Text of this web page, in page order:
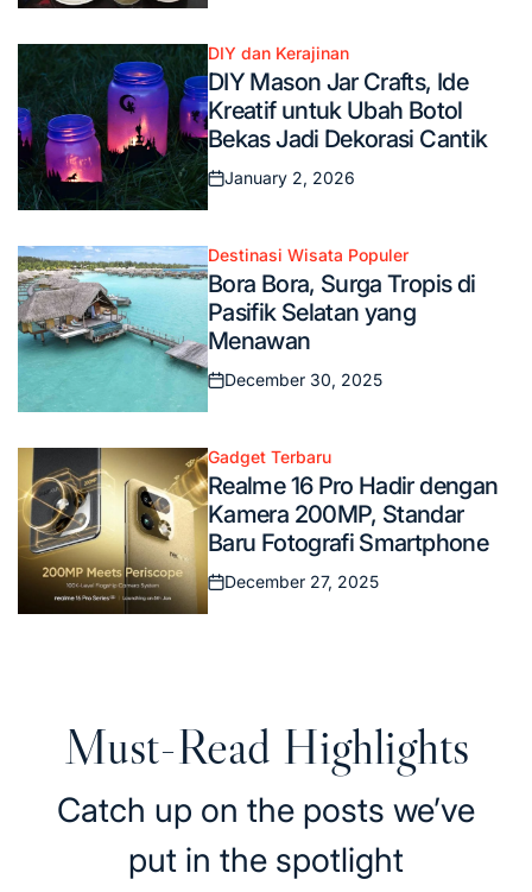
on
Posted
in
DIY dan Kerajinan
DIY Mason Jar Crafts, Ide
Kreatif untuk Ubah Botol
Bekas Jadi Dekorasi Cantik
Posted
on
January 2, 2026
Posted
in
Destinasi Wisata Populer
Bora Bora, Surga Tropis di
Pasifik Selatan yang
Menawan
Posted
on
December 30, 2025
Posted
in
Gadget Terbaru
Realme 16 Pro Hadir dengan
Kamera 200MP, Standar
Baru Fotografi Smartphone
Posted
on
December 27, 2025
Must-Read Highlights
Catch up on the posts we’ve
put in the spotlight